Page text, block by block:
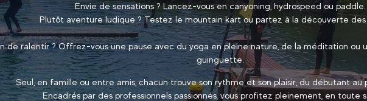
Envie de sensations ? Lancez-vous en canyoning, hydrospeed ou paddle.
Plutôt aventure ludique ? Testez le mountain kart ou partez à la découverte des
de ralentir ? Offrez-vous une pause avec du yoga en pleine nature, de la méditation ou
guinguette.
Seul, en famille ou entre amis, chacun trouve son rythme et son plaisir, du débutant au
Encadrés par des professionnels passionnés, vous profitez pleinement, en toute